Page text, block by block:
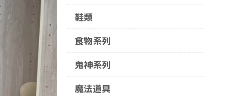
鞋類
食物系列
鬼神系列
魔法道具